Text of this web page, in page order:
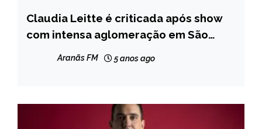
ENTRETENIMENTO
Claudia Leitte é criticada após show
com intensa aglomeração em São
Aranãs FM 5 anos ago